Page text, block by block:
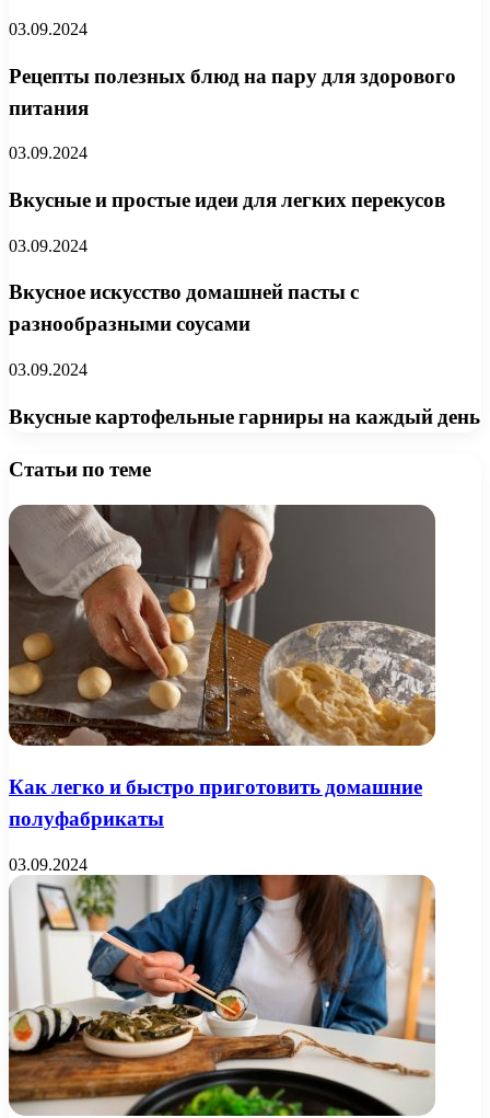
03.09.2024
Рецепты полезных блюд на пару для здорового
питания
03.09.2024
Вкусные и простые идеи для легких перекусов
03.09.2024
Вкусное искусство домашней пасты с
разнообразными соусами
03.09.2024
Вкусные картофельные гарниры на каждый день
Статьи по теме
Как легко и быстро приготовить домашние
полуфабрикаты
03.09.2024